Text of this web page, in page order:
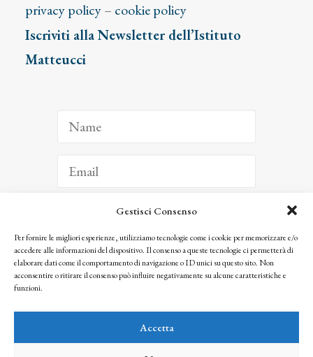
Gestisci Consenso
Per fornire le migliori esperienze, utilizziamo tecnologie come i cookie per memorizzare e/o
accedere alle informazioni del dispositivo. Il consenso a queste tecnologie ci permetterà di
elaborare dati come il comportamento di navigazione o ID unici su questo sito. Non
acconsentire o ritirare il consenso può influire negativamente su alcune caratteristiche e
funzioni.
Accetta
privacy policy– cookie policy
Iscriviti alla Newsletter dell’Istituto
Matteucci
ISCRIVITI
Facendo clic per iscriverti, riconosci che le tue informazioni saranno trattate
seguendo la nostra Privacy Policy
© 2025 Istituto Matteucci. All right reserved
l’autorizzazione scritta dei proprietari dei diritti e dell’Istituto Matteucci